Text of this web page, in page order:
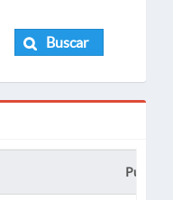
Buscar
Puesto